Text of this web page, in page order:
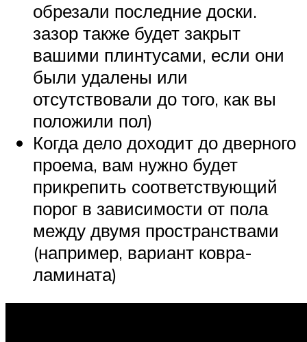
обрезали последние доски.
зазор также будет закрыт
вашими плинтусами, если они
были удалены или
отсутствовали до того, как вы
положили пол)
Когда дело доходит до дверного
проема, вам нужно будет
прикрепить соответствующий
порог в зависимости от пола
между двумя пространствами
(например, вариант ковра-
ламината)